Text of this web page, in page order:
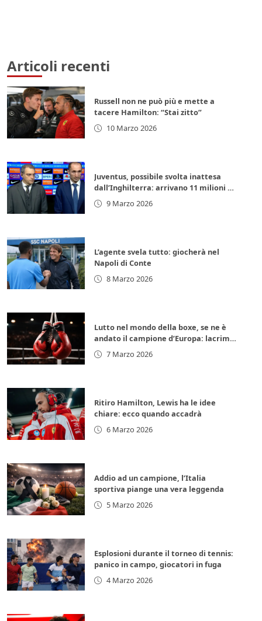
Articoli recenti
Russell non ne può più e mette a
tacere Hamilton: “Stai zitto”
10 Marzo 2026
Juventus, possibile svolta inattesa
dall’Inghilterra: arrivano 11 milioni di
euro subito
9 Marzo 2026
L’agente svela tutto: giocherà nel
Napoli di Conte
8 Marzo 2026
Lutto nel mondo della boxe, se ne è
andato il campione d’Europa: lacrime
per la leggenda italiana
7 Marzo 2026
Ritiro Hamilton, Lewis ha le idee
chiare: ecco quando accadrà
6 Marzo 2026
Addio ad un campione, l’Italia
sportiva piange una vera leggenda
5 Marzo 2026
Esplosioni durante il torneo di tennis:
panico in campo, giocatori in fuga
4 Marzo 2026